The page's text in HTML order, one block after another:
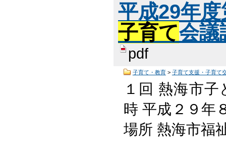
平成29年
子育て会議
pdf
子育て・教育> 子育て支援・子育て
１回 熱海市子
時 平成２９年
場所 熱海市福